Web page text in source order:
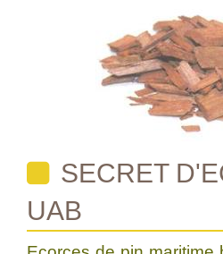
SECRET
UAB